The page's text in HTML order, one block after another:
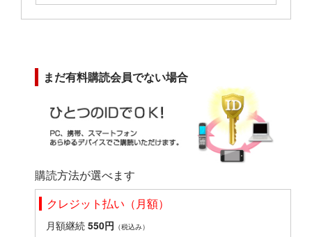
まだ有料購読会員でない場合
購読方法が選べます
クレジット払い（月額）
月額継続 550円 （税込み）